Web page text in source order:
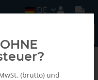
DE
(brutto) und